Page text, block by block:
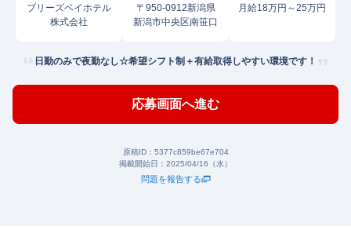
ブリーズベイホテル
株式会社
〒950-0912新潟県
新潟市中央区南笹口
月給18万円～25万円
日勤のみで夜勤なし☆希望シフト制＋有給取得しやすい環境です！
応募画面へ進む
原稿ID： 5377c859be67e704
掲載開始日： 2025/04/16（水）
問題を報告する